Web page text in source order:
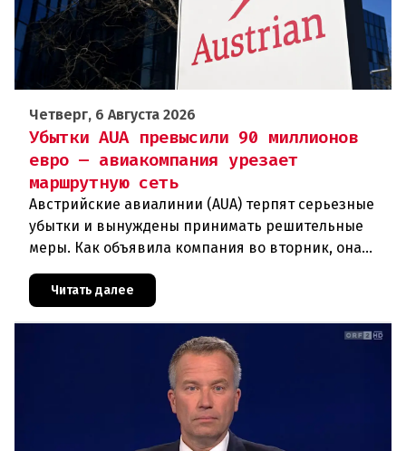
Четверг, 6 Августа 2026
Убытки AUA превысили 90 миллионов
евро — авиакомпания урезает
маршрутную сеть
Австрийские авиалинии (AUA) терпят серьезные
убытки и вынуждены принимать решительные
меры. Как объявила компания во вторник, она
Грац.Причиной столь жесткой экономии
Читать далее